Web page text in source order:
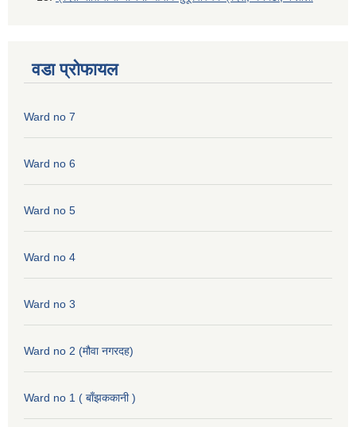
वडा प्रोफायल
Ward no 7
Ward no 6
Ward no 5
Ward no 4
Ward no 3
Ward no 2 (मौवा नगरदह)
Ward no 1 ( बाँझककानी )